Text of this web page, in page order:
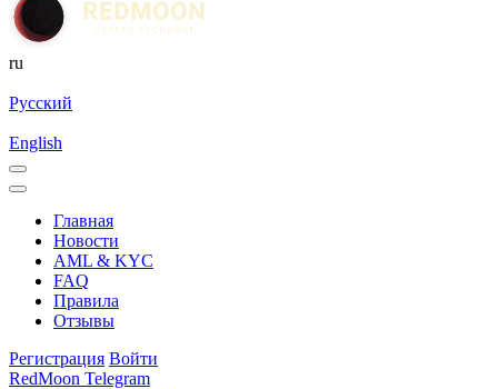
ru
Русский
English
Главная
Новости
AML & KYC
FAQ
Правила
Отзывы
Регистрация Войти
RedMoon Telegram